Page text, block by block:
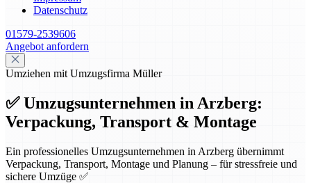
Datenschutz
01579-2539606
Angebot anfordern
Umziehen mit Umzugsfirma Müller
✅ Umzugsunternehmen in Arzberg:
Verpackung, Transport & Montage
Ein professionelles Umzugsunternehmen in Arzberg übernimmt
Verpackung, Transport, Montage und Planung – für stressfreie und
sichere Umzüge ✅